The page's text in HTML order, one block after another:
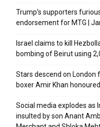
Trump’s supporters
endorsement for MTG |
Israel claims to kill
bombing of Beirut using
Stars descend on London
boxer Amir Khan
Social media explodes as
insulted by son Anant